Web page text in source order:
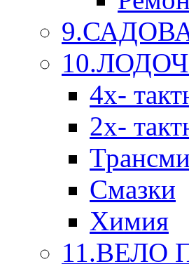
4х-
2х-
Смазки
Химия
11.ВЕЛО